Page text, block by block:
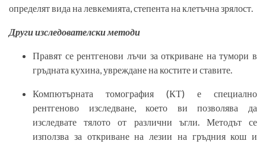
определят вида на левкемията, степента на клетъчна зрялост.
Други изследователски методи
Правят се рентгенови лъчи за откриване на тумори в
гръдната кухина, увреждане на костите и ставите.
Компютърната томография (КТ) е специално
рентгеново изследване, което ви позволява да
изследвате тялото от различни ъгли. Методът се
използва за откриване на лезии на гръдния кош и